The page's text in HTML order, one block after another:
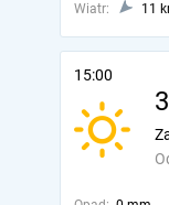
Wiatr:
11
15:00